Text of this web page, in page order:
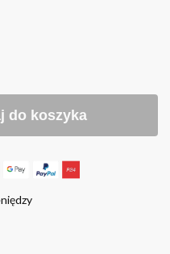
do koszyka